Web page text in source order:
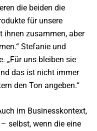
die beiden die
für unsere
ihnen zusammen, aber
Stefanie und
„Für uns bleiben sie
das ist nicht immer
den Ton angeben.“
im Businesskontext,
selbst, wenn die eine